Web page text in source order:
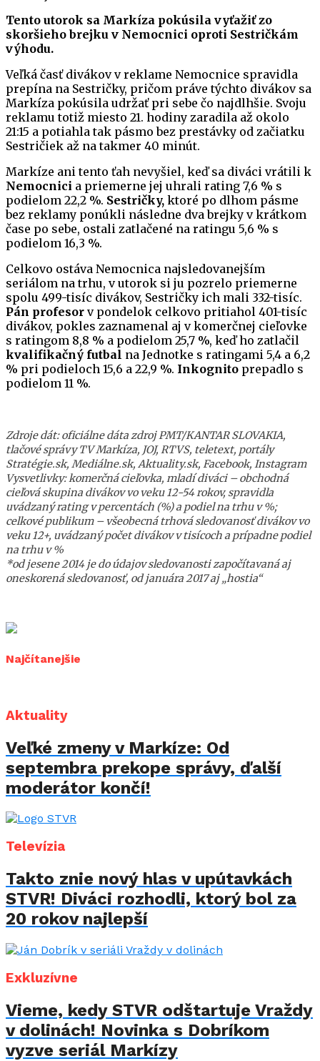
Tento utorok sa Markíza pokúsila vyťažiť zo
skoršieho brejku v Nemocnici oproti Sestričkám
výhodu.
Veľká časť divákov v reklame Nemocnice spravidla
prepína na Sestričky, pričom práve týchto divákov sa
Markíza pokúsila udržať pri sebe čo najdlhšie. Svoju
reklamu totiž miesto 21. hodiny zaradila až okolo
21:15 a potiahla tak pásmo bez prestávky od začiatku
Sestričiek až na takmer 40 minút.
Markíze ani tento ťah nevyšiel, keď sa diváci vrátili k
Nemocnici a priemerne jej uhrali rating 7,6 % s
podielom 22,2 %. Sestričky, ktoré po dlhom pásme
bez reklamy ponúkli následne dva brejky v krátkom
čase po sebe, ostali zatlačené na ratingu 5,6 % s
podielom 16,3 %.
Celkovo ostáva Nemocnica najsledovanejším
seriálom na trhu, v utorok si ju pozrelo priemerne
spolu 499-tisíc divákov, Sestričky ich mali 332-tisíc.
Pán profesor v pondelok celkovo pritiahol 401-tisíc
divákov, pokles zaznamenal aj v komerčnej cieľovke
s ratingom 8,8 % a podielom 25,7 %, keď ho zatlačil
kvalifikačný futbal na Jednotke s ratingami 5,4 a 6,2
% pri podieloch 15,6 a 22,9 %. Inkognito prepadlo s
podielom 11 %.
Zdroje dát: oficiálne dáta zdroj PMT/KANTAR SLOVAKIA,
tlačové správy TV Markíza, JOJ, RTVS, teletext, portály
Stratégie.sk, Mediálne.sk, Aktuality.sk, Facebook, Instagram
Vysvetlivky: komerčná cieľovka, mladí diváci – obchodná
cieľová skupina divákov vo veku 12-54 rokov, spravidla
uvádzaný rating v percentách (%) a podiel na trhu v %;
celkové publikum – všeobecná trhová sledovanosť divákov vo
veku 12+, uvádzaný počet divákov v tisícoch a prípadne podiel
na trhu v %
*od jesene 2014 je do údajov sledovanosti započítavaná aj
oneskorená sledovanosť, od januára 2017 aj „hostia“
Najčítanejšie
Aktuality
Veľké zmeny v Markíze: Od
septembra prekope správy, ďalší
moderátor končí!
Televízia
Takto znie nový hlas v upútavkách
STVR! Diváci rozhodli, ktorý bol za
20 rokov najlepší
Exkluzívne
Vieme, kedy STVR odštartuje Vraždy
v dolinách! Novinka s Dobríkom
vyzve seriál Markízy